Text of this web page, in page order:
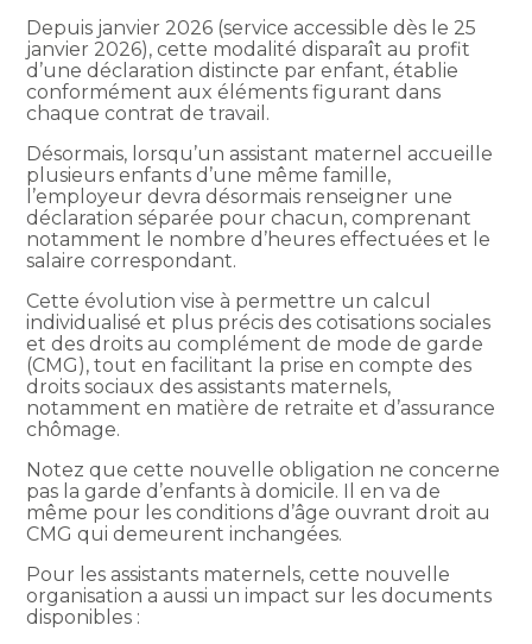
Depuis janvier 2026 (service accessible dès le 25
janvier 2026), cette modalité disparaît au profit
d’une déclaration distincte par enfant, établie
conformément aux éléments figurant dans
chaque contrat de travail.
Désormais, lorsqu’un assistant maternel accueille
plusieurs enfants d’une même famille,
l’employeur devra désormais renseigner une
déclaration séparée pour chacun, comprenant
notamment le nombre d’heures effectuées et le
salaire correspondant.
Cette évolution vise à permettre un calcul
individualisé et plus précis des cotisations sociales
et des droits au complément de mode de garde
(CMG), tout en facilitant la prise en compte des
droits sociaux des assistants maternels,
notamment en matière de retraite et d’assurance
chômage.
Notez que cette nouvelle obligation ne concerne
pas la garde d’enfants à domicile. Il en va de
même pour les conditions d’âge ouvrant droit au
CMG qui demeurent inchangées.
Pour les assistants maternels, cette nouvelle
organisation a aussi un impact sur les documents
disponibles :